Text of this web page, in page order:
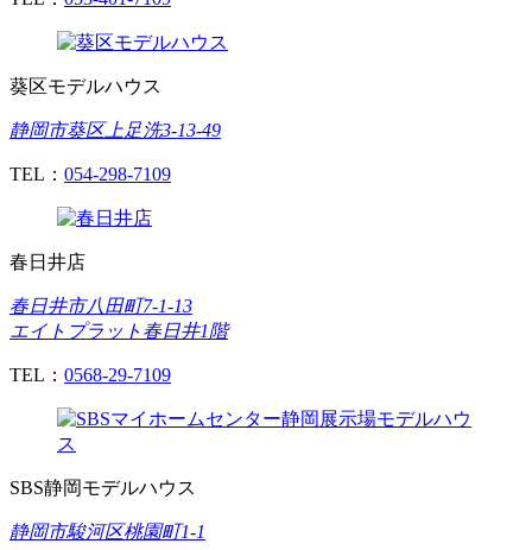
葵区モデルハウス
静岡市葵区上足洗3-13-49
TEL： 054-298-7109
春日井店
春日井市八田町7-1-13
エイトプラット春日井1階
TEL： 0568-29-7109
SBS静岡モデルハウス
静岡市駿河区桃園町1-1